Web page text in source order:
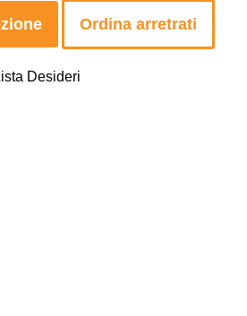
Ordina arretrati
Desideri